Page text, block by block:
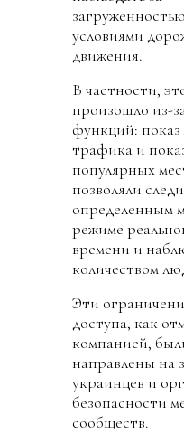
условиями
движения.
В частности,
произошло из-
функций: показ
трафика и
популярных
позволяли
определенным
режиме
времени и
количеством
Эти
доступа, как
компанией,
направлены на
украинцев и
безопасности
сообществ.